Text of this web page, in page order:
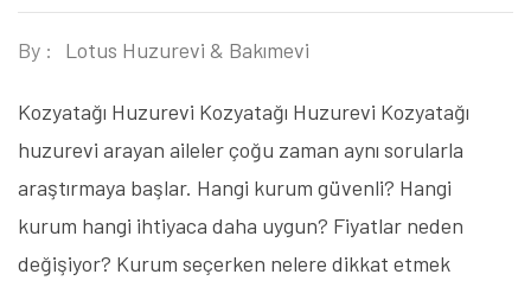
By : Lotus Huzurevi & Bakımevi
Kozyatağı Huzurevi Kozyatağı Huzurevi Kozyatağı
huzurevi arayan aileler çoğu zaman aynı sorularla
araştırmaya başlar. Hangi kurum güvenli? Hangi
kurum hangi ihtiyaca daha uygun? Fiyatlar neden
değişiyor? Kurum seçerken nelere dikkat etmek